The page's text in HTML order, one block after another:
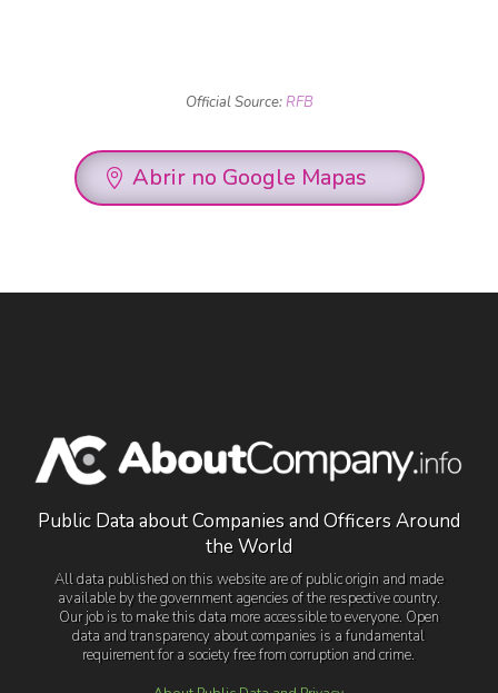
Official Source:RFB
Abrir no Google Mapas
Public Data about Companies and Officers Around
the World
All data published on this website are of public origin and made
available by the government agencies of the respective country.
Our job is to make this data more accessible to everyone. Open
data and transparency about companies is a fundamental
requirement for a society free from corruption and crime.